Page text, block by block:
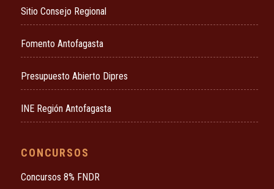
Sitio Consejo Regional
Fomento Antofagasta
Presupuesto Abierto Dipres
INE Región Antofagasta
CONCURSOS
Concursos 8% FNDR